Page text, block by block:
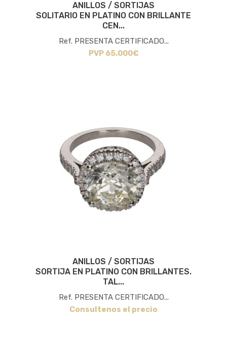
ANILLOS / SORTIJAS
SOLITARIO EN PLATINO CON BRILLANTE
CEN...
Ref. PRESENTA CERTIFICADO...
PVP 65.000€
ANILLOS / SORTIJAS
SORTIJA EN PLATINO CON BRILLANTES.
TAL...
Ref. PRESENTA CERTIFICADO...
Consultenos el precio